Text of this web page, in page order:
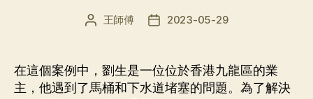
文 王師傅
发
期
2023-05-29
在這個案例中，劉生是一位位於香港九龍區的業
主，他遇到了馬桶和下水道堵塞的問題。為了解決